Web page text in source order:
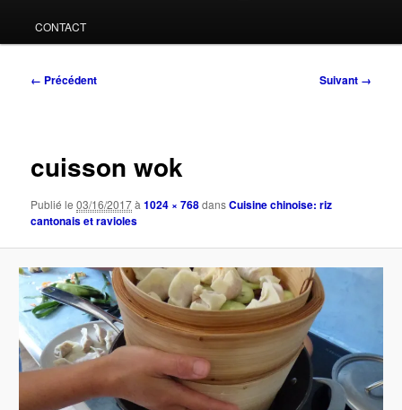
CONTACT
Navigation
← Précédent Suivant →
cuisson wok
Publié le03/16/2017à1024 × 768dansCuisine chinoise: riz
cantonais et ravioles